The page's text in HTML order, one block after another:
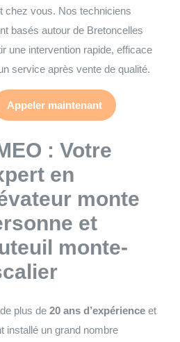
chez vous. Nos techniciens
basés autour de Bretoncelles
une intervention rapide, efficace
service après vente de qualité.
Appeler maintenant
: Votre
en
monte
et
monte-
plus de 20 ans d’expérienceet
installé un grand nombre